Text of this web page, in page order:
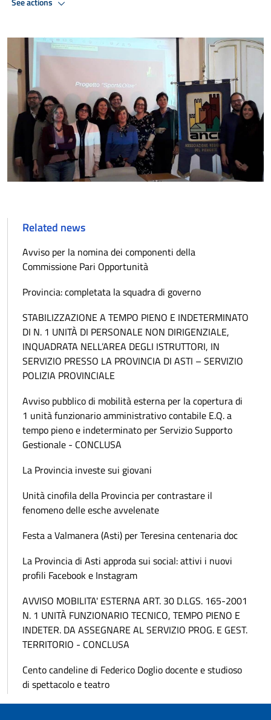
Related news
Avviso per la nomina dei componenti della
Commissione Pari Opportunità
Provincia: completata la squadra di governo
STABILIZZAZIONE A TEMPO PIENO E INDETERMINATO
DI N. 1 UNITÀ DI PERSONALE NON DIRIGENZIALE,
INQUADRATA NELL’AREA DEGLI ISTRUTTORI, IN
SERVIZIO PRESSO LA PROVINCIA DI ASTI – SERVIZIO
POLIZIA PROVINCIALE
Avviso pubblico di mobilità esterna per la copertura di
1 unità funzionario amministrativo contabile E.Q. a
tempo pieno e indeterminato per Servizio Supporto
Gestionale - CONCLUSA
La Provincia investe sui giovani
Unità cinofila della Provincia per contrastare il
fenomeno delle esche avvelenate
Festa a Valmanera (Asti) per Teresina centenaria doc
La Provincia di Asti approda sui social: attivi i nuovi
profili Facebook e Instagram
AVVISO MOBILITA' ESTERNA ART. 30 D.LGS. 165-2001
N. 1 UNITÀ FUNZIONARIO TECNICO, TEMPO PIENO E
INDETER. DA ASSEGNARE AL SERVIZIO PROG. E GEST.
TERRITORIO - CONCLUSA
Cento candeline di Federico Doglio docente e studioso
di spettacolo e teatro